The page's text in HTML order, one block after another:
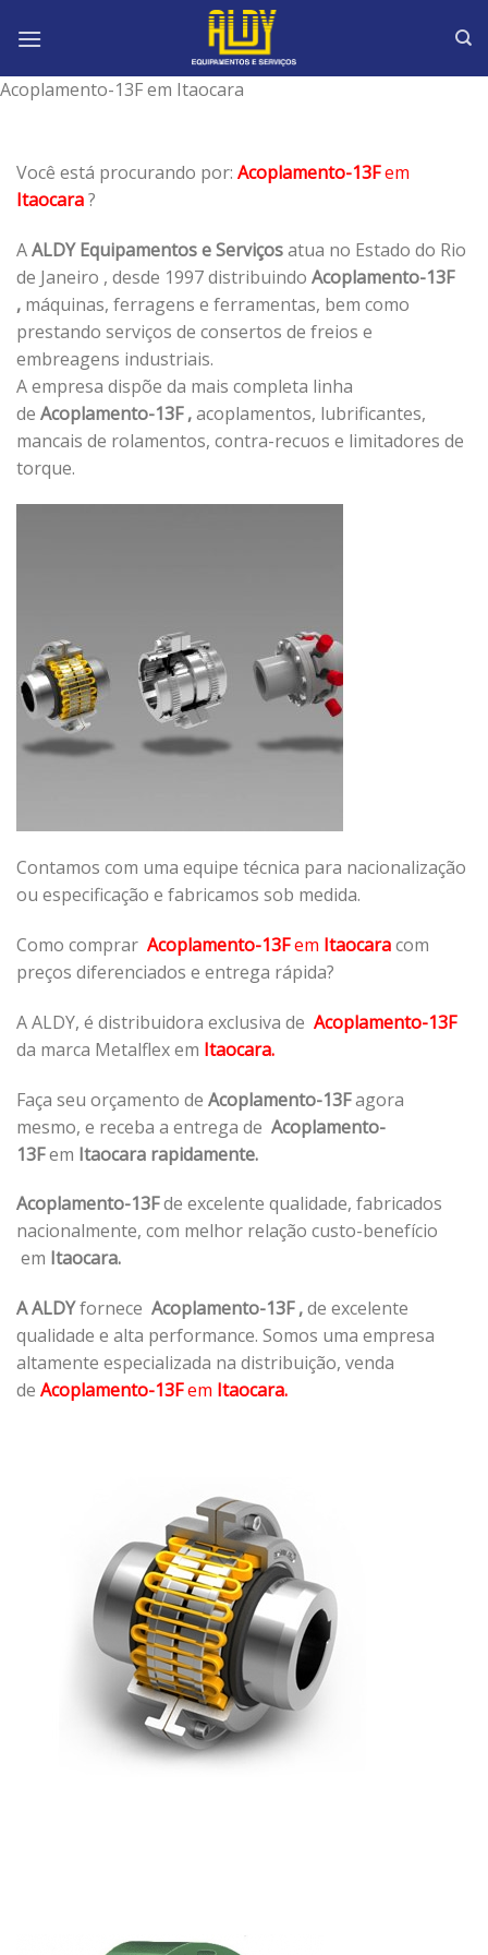
Acoplamento-13F em Itaocara
Você está procurando por: Acoplamento-13Fem
Itaocara?
AALDY Equipamentos e Serviçosatua no Estado do Rio
de Janeiro , desde 1997 distribuindo Acoplamento-13F
, máquinas, ferragens e ferramentas, bem como
prestando serviços de consertos de freios e
embreagens industriais.
A empresa dispõe da mais completa linha
de Acoplamento-13F ,acoplamentos, lubrificantes,
mancais de rolamentos, contra-recuos e limitadores de
torque.
Contamos com uma equipe técnica para nacionalização
ou especificação e fabricamos sob medida.
Como comprar Acoplamento-13Fem Itaocaracom
preços diferenciados e entrega rápida?
A ALDY, é distribuidora exclusiva de Acoplamento-13F
da marca Metalflex em Itaocara.
Faça seu orçamento de Acoplamento-13Fagora
mesmo, e receba a entrega de Acoplamento-
13Fem Itaocara rapidamente.
Acoplamento-13Fde excelente qualidade, fabricados
nacionalmente, com melhor relação custo-benefício
em Itaocara.
A ALDYfornece Acoplamento-13F ,de excelente
qualidade e alta performance. Somos uma empresa
altamente especializada na distribuição, venda
de Acoplamento-13Fem Itaocara.